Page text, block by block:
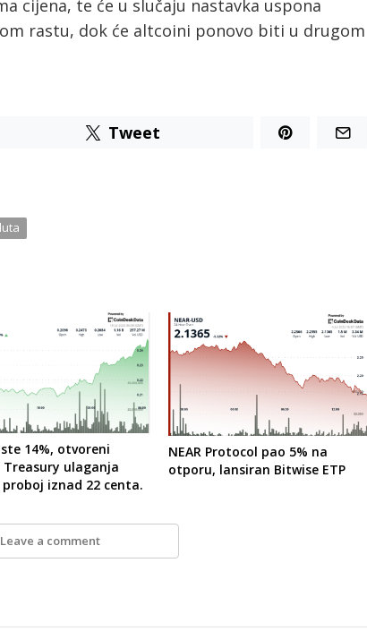
cijena, te će u slučaju nastavka uspona
rastu, dok će altcoini ponovo biti u drugom
Tweet
14%, otvoreni
ulaganja
iznad 22 centa.
NEAR Protocol pao 5% na
otporu, lansiran Bitwise ETP
Leave a comment